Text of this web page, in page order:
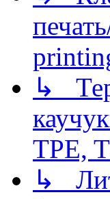
↳
TPE,
↳